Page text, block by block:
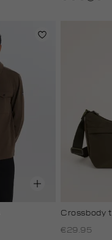
Crossbody
€29.95